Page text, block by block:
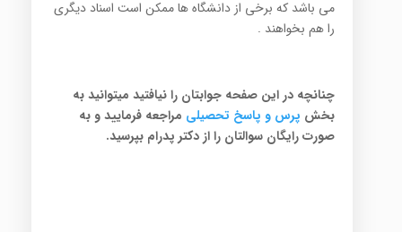
می باشد که برخی از دانشگاه ها ممکن است اسناد دیگری
را هم بخواهند .
چنانچه در این صفحه جوابتان را نیافتید میتوانید به
بخش پرس و پاسخ تحصیلی مراجعه فرمایید و به
صورت رایگان سوالتان را از دکتر پدرام بپرسید.